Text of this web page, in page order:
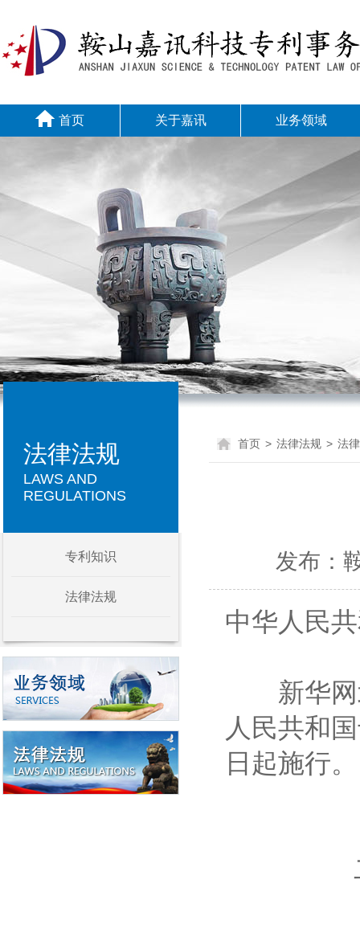
首页 关于嘉讯 业务领域
法律法规
LAWS AND
REGULATIONS
专利知识
法律法规
首页 > 法律法规 > 法
发布：
中华人民
新华网
人民共和
日起施行
二０